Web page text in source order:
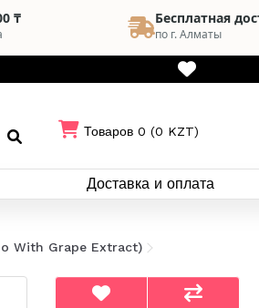
₸ Бесплатная
по г. Алматы
Товаров 0 (0 KZT)
Доставка и оплата
With Grape Extract)